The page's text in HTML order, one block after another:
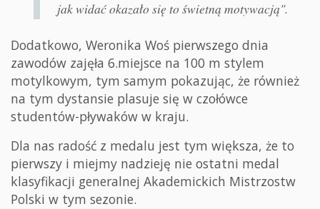
jak widać okazało się to świetną motywacją".
Dodatkowo, Weronika Woś pierwszego dnia
zawodów zajęła 6.miejsce na 100 m stylem
motylkowym, tym samym pokazując, że również
na tym dystansie plasuje się w czołówce
studentów-pływaków w kraju.
Dla nas radość z medalu jest tym większa, że to
pierwszy i miejmy nadzieję nie ostatni medal
klasyfikacji generalnej Akademickich Mistrzostw
Polski w tym sezonie.